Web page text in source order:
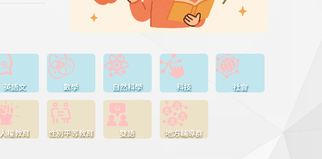
英語文 數學 自然科學 科技 社會
人權教育 性別平等教育 雙語 地方輔導群